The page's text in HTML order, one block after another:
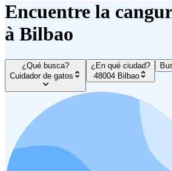
Encuentre la
à Bilbao
¿Qué busca?
Cuidador de gatos
¿En qué ciudad?
48004 Bilbao